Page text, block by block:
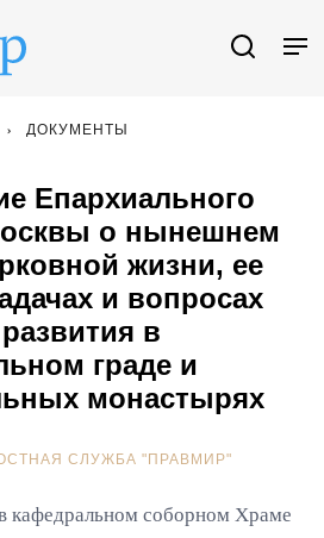
ДОКУМЕНТЫ
Епархиального
о нынешнем
жизни, ее
и вопросах
в
граде и
монастырях
СЛУЖБА "ПРАВМИР"
кафедральном соборном Храме